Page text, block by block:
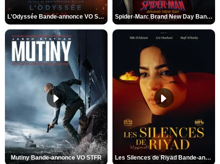
L'Odyssée Bande-annonce VO STFR Spider-Man: Brand New Day Bande-annonce VO STFR
Mutiny Bande-annonce VO STFR Les Silences de Riyad Bande-annonce VO STFR